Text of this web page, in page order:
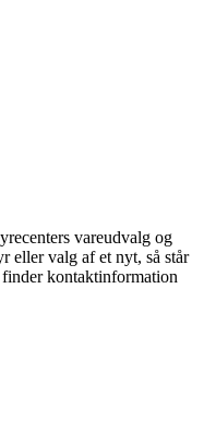
vareudvalg og
eller valg af et nyt, så står
kontaktinformation